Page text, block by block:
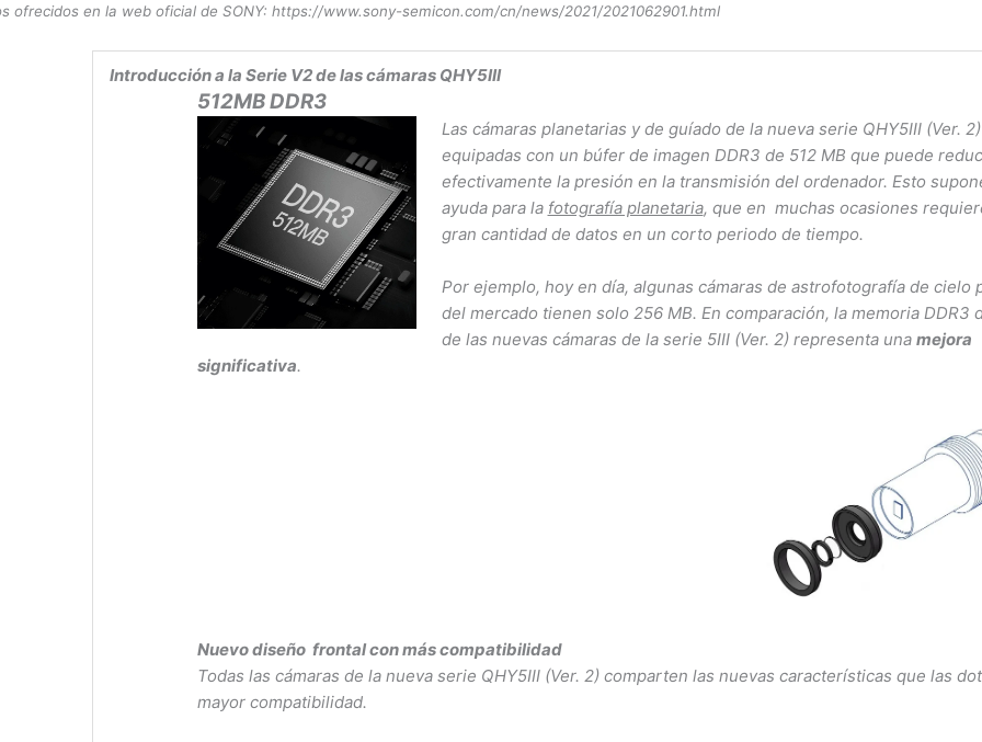
ofrecidos en la web oficial de SONY: https://www.sony-semicon.com/cn/news/2021/2021062901.html
Introducción a la Serie V2 de las cámaras QHY5III
512MB DDR3
Las cámaras planetarias y de guíado de la nueva serie QHY5III (Ver.
equipadas con un búfer de imagen DDR3 de 512 MB que puede
efectivamente la presión en la transmisión del ordenador. Esto
ayuda para la fotografía planetaria, que en muchas ocasiones
gran cantidad de datos en un corto periodo de tiempo.
Por ejemplo, hoy en día, algunas cámaras de astrofotografía de cielo
del mercado tienen solo 256 MB. En comparación, la memoria DDR3
de las nuevas cámaras de la serie 5III (Ver. 2) representa una mejora
significativa.
Nuevo diseño frontal con más compatibilidad
Todas las cámaras de la nueva serie QHY5III (Ver. 2) comparten las nuevas características que las
mayor compatibilidad.